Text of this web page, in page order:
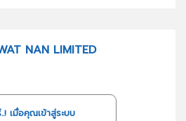
NAN LIMITED
เมื่อคุณเข้าสู่ระบบ